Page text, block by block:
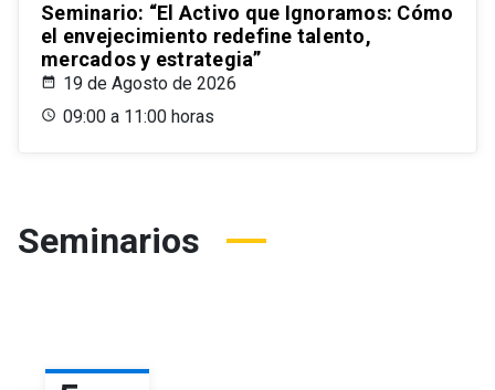
Seminario: “El Activo que Ignoramos: Cómo
el envejecimiento redefine talento,
mercados y estrategia”
19 de Agosto de 2026
09:00 a 11:00 horas
Seminarios